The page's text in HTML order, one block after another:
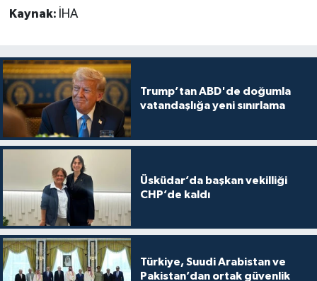
Kaynak: İHA
Trump’tan ABD'de doğumla
vatandaşlığa yeni sınırlama
Üsküdar’da başkan vekilliği
CHP’de kaldı
Türkiye, Suudi Arabistan ve
Pakistan’dan ortak güvenlik